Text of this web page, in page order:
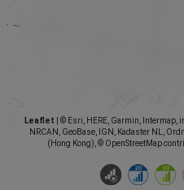
Leaflet
© Esri, HERE, Garmin, Intermap,
NRCAN, GeoBase, IGN, Kadaster NL,
(Hong Kong), © OpenStreetMap